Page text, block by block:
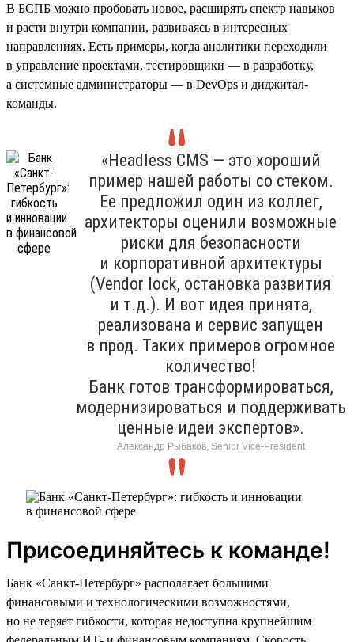
В БСПБ можно пробовать новое, расширять спектр навыков
и расти внутри компании, развиваясь в интересных
направлениях. Есть примеры, когда аналитики переходили
в управление проектами, тестировщики — в разработку,
а системные администраторы — в DevOps и диджитал-
команды.
«Headless CMS — это хороший
пример нашей работы со стеком.
Ее предложил один из коллег,
архитекторы оценили возможные
риски для безопасности
и корпоративной архитектуры
(Vendor lock, остановка развития
и т.д.). И вот идея принята,
реализована и сервис запущен
в прод. Таких примеров огромное
количество!
Банк готов трансформироваться,
модернизироваться и поддерживать
ценные идеи экспертов».
Александр Рыбаков, Senior Vice-President
Присоединяйтесь к команде!
Банк «Санкт-Петербург» располагает большими
финансовыми и технологическими возможностями,
но не теряет гибкости, которая недоступна крупнейшим